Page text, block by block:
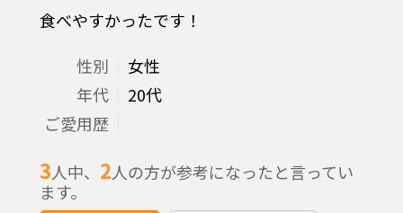
食べやすかったです！
性別
女性
年代
20代
ご愛用歴
3人中、 2人の方が参考になったと言ってい
ます。